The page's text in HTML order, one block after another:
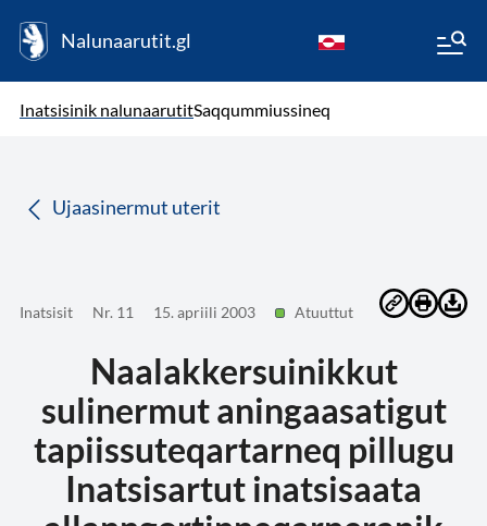
Nalunaarutit.gl
Inatsisinik nalunaarutitSaqqummiussineq
Ujaasinermut uterit
Inatsisit Nr. 11 15. apriili 2003 Atuuttut
Naalakkersuinikkut
sulinermut aningaasatigut
tapiissuteqartarneq pillugu
Inatsisartut inatsisaata